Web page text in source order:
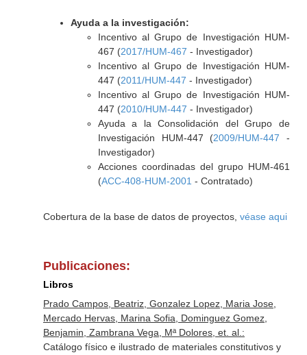
Ayuda a la investigación:
Incentivo al Grupo de Investigación HUM-
467 (2017/HUM-467 - Investigador)
Incentivo al Grupo de Investigación HUM-
447 (2011/HUM-447 - Investigador)
Incentivo al Grupo de Investigación HUM-
447 (2010/HUM-447 - Investigador)
Ayuda a la Consolidación del Grupo de
Investigación HUM-447 (2009/HUM-447 -
Investigador)
Acciones coordinadas del grupo HUM-461
(ACC-408-HUM-2001 - Contratado)
Cobertura de la base de datos de proyectos, véase aqui
Publicaciones:
Libros
Prado Campos, Beatriz, Gonzalez Lopez, Maria Jose,
Mercado Hervas, Marina Sofia, Dominguez Gomez,
Benjamin, Zambrana Vega, Mª Dolores, et. al.:
Catálogo físico e ilustrado de materiales constitutivos y